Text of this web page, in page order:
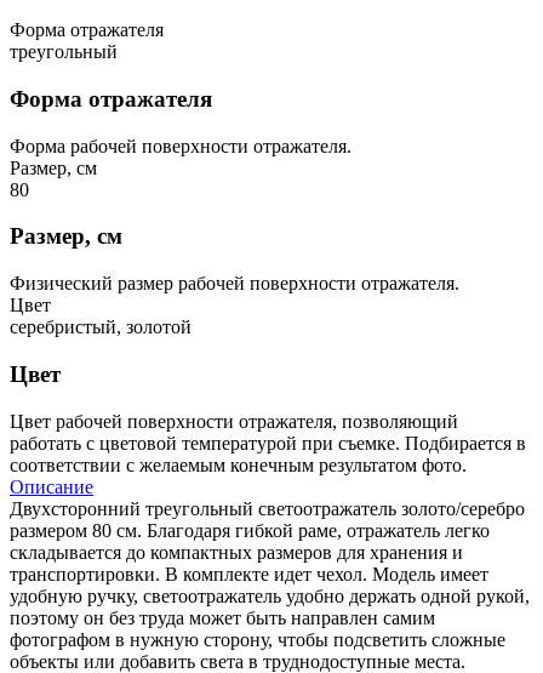
Форма отражателя
треугольный
Форма отражателя
Форма рабочей поверхности отражателя.
Размер, см
80
Размер, см
Физический размер рабочей поверхности отражателя.
Цвет
серебристый, золотой
Цвет
Цвет рабочей поверхности отражателя, позволяющий
работать с цветовой температурой при съемке. Подбирается в
соответствии с желаемым конечным результатом фото.
Описание
Двухсторонний треугольный светоотражатель золото/серебро
размером 80 см. Благодаря гибкой раме, отражатель легко
складывается до компактных размеров для хранения и
транспортировки. В комплекте идет чехол. Модель имеет
удобную ручку, светоотражатель удобно держать одной рукой,
поэтому он без труда может быть направлен самим
фотографом в нужную сторону, чтобы подсветить сложные
объекты или добавить света в труднодоступные места.